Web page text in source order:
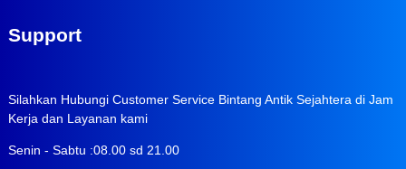
Support
Silahkan Hubungi Customer Service Bintang Antik Sejahtera di Jam
Kerja dan Layanan kami
Senin - Sabtu :08.00 sd 21.00